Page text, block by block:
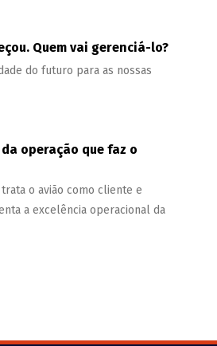
Quem vai gerenciá-lo?
do futuro para as nossas
operação que faz o
o avião como cliente e
a excelência operacional da